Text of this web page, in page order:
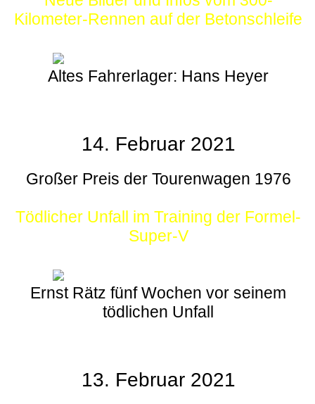
Kilometer-Rennen auf der Betonschleife
Altes Fahrerlager: Hans Heyer
14. Februar 2021
Großer Preis der Tourenwagen 1976
Tödlicher Unfall im Training der Formel-
Super-V
Ernst Rätz fünf Wochen vor seinem
tödlichen Unfall
13. Februar 2021